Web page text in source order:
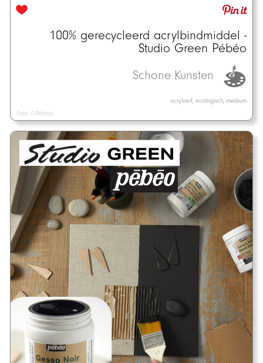
100% gerecycleerd acrylbindmiddel -
Studio Green Pébéo
Schone Kunsten
acrylverf, ecologisch, medium
Foto ©Pébéo